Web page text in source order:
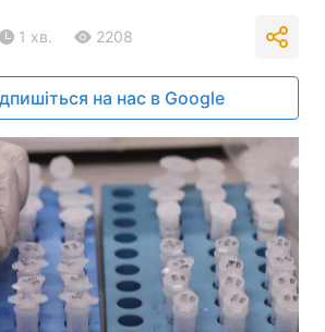
1 хв. 2208
на нас в Google